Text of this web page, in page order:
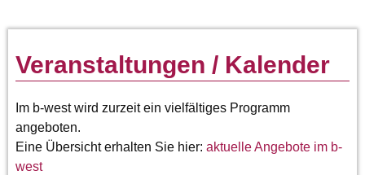
Veranstaltungen / Kalender
Im b-west wird zurzeit ein vielfältiges Programm
angeboten.
Eine Übersicht erhalten Sie hier: aktuelle Angebote im b-
west